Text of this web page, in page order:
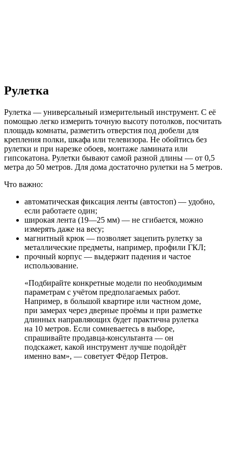
Рулетка
Рулетка — универсальный измерительный инструмент. С её
помощью легко измерить точную высоту потолков, посчитать
площадь комнаты, разметить отверстия под дюбели для
крепления полки, шкафа или телевизора. Не обойтись без
рулетки и при нарезке обоев, монтаже ламината или
гипсокатона. Рулетки бывают самой разной длины — от 0,5
метра до 50 метров. Для дома достаточно рулетки на 5 метров.
Что важно:
автоматическая фиксация ленты (автостоп) — удобно,
если работаете один;
широкая лента (19—25 мм) — не сгибается, можно
измерять даже на весу;
магнитный крюк — позволяет зацепить рулетку за
металлические предметы, например, профили ГКЛ;
прочный корпус — выдержит падения и частое
использование.
«Подбирайте конкретные модели по необходимым
параметрам с учётом предполагаемых работ.
Например, в большой квартире или частном доме,
при замерах через дверные проёмы и при разметке
длинных направляющих будет практична рулетка
на 10 метров. Если сомневаетесь в выборе,
спрашивайте продавца-консультанта — он
подскажет, какой инструмент лучше подойдёт
именно вам», — советует Фёдор Петров.